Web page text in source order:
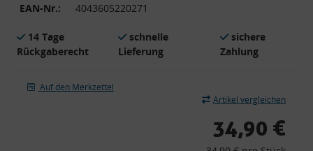
EAN-Nr.:
4043605220271
14 Tage
Rückgaberecht
schnelle
Lieferung
sichere
Zahlung
Auf den Merkzettel
Artikel vergleichen
34,90 €